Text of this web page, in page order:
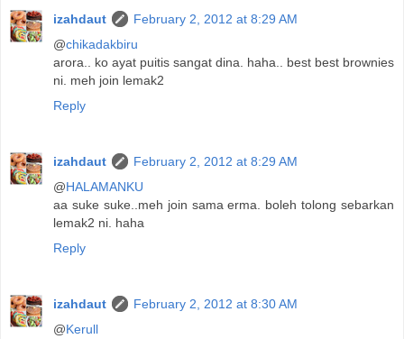
izahdaut
February 2, 2012 at 8:29 AM
@chikadakbiru
arora.. ko ayat puitis sangat dina. haha.. best best brownies
ni. meh join lemak2
Reply
izahdaut
February 2, 2012 at 8:29 AM
@HALAMANKU
aa suke suke..meh join sama erma. boleh tolong sebarkan
lemak2 ni. haha
Reply
izahdaut
February 2, 2012 at 8:30 AM
@Kerull